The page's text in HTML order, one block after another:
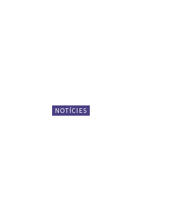
NOTÍCIES